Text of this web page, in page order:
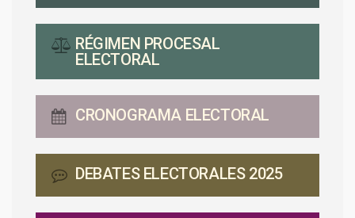
RÉGIMEN PROCESAL
ELECTORAL
CRONOGRAMA ELECTORAL
DEBATES ELECTORALES 2025